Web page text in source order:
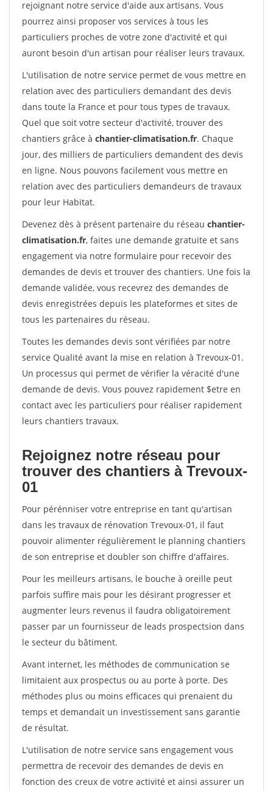
rejoignant notre service d'aide aux artisans. Vous
pourrez ainsi proposer vos services à tous les
particuliers proches de votre zone d'activité et qui
auront besoin d'un artisan pour réaliser leurs travaux.
L'utilisation de notre service permet de vous mettre en
relation avec des particuliers demandant des devis
dans toute la France et pour tous types de travaux.
Quel que soit votre secteur d'activité, trouver des
chantiers grâce à chantier-climatisation.fr. Chaque
jour, des milliers de particuliers demandent des devis
en ligne. Nous pouvons facilement vous mettre en
relation avec des particuliers demandeurs de travaux
pour leur Habitat.
Devenez dès à présent partenaire du réseau chantier-
climatisation.fr, faites une demande gratuite et sans
engagement via notre formulaire pour recevoir des
demandes de devis et trouver des chantiers. Une fois la
demande validée, vous recevrez des demandes de
devis enregistrées depuis les plateformes et sites de
tous les partenaires du réseau.
Toutes les demandes devis sont vérifiées par notre
service Qualité avant la mise en relation à Trevoux-01.
Un processus qui permet de vérifier la véracité d'une
demande de devis. Vous pouvez rapidement $etre en
contact avec les particuliers pour réaliser rapidement
leurs chantiers travaux.
Rejoignez notre réseau pour
trouver des chantiers à Trevoux-
01
Pour pérénniser votre entreprise en tant qu'artisan
dans les travaux de rénovation Trevoux-01, il faut
pouvoir alimenter régulièrement le planning chantiers
de son entreprise et doubler son chiffre d'affaires.
Pour les meilleurs artisans, le bouche à oreille peut
parfois suffire mais pour les désirant progresser et
augmenter leurs revenus il faudra obligatoirement
passer par un fournisseur de leads prospectsion dans
le secteur du bâtiment.
Avant internet, les méthodes de communication se
limitaient aux prospectus ou au porte à porte. Des
méthodes plus ou moins efficaces qui prenaient du
temps et demandait un investissement sans garantie
de résultat.
L'utilisation de notre service sans engagement vous
permettra de recevoir des demandes de devis en
fonction des creux de votre activité et ainsi assurer un